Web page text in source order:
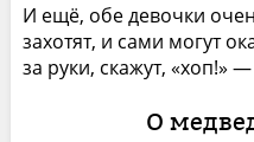
И ещё, обе девочки
захотят, и сами могут
за руки, скажут, «хоп!» —
О